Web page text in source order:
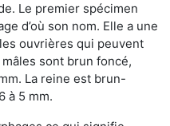
Le premier spécimen
d’où son nom. Elle a une
ouvrières qui peuvent
sont brun foncé,
La reine est brun-
à 5 mm.